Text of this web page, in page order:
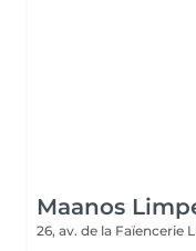
Maanos
26, av. de la Faïencerie